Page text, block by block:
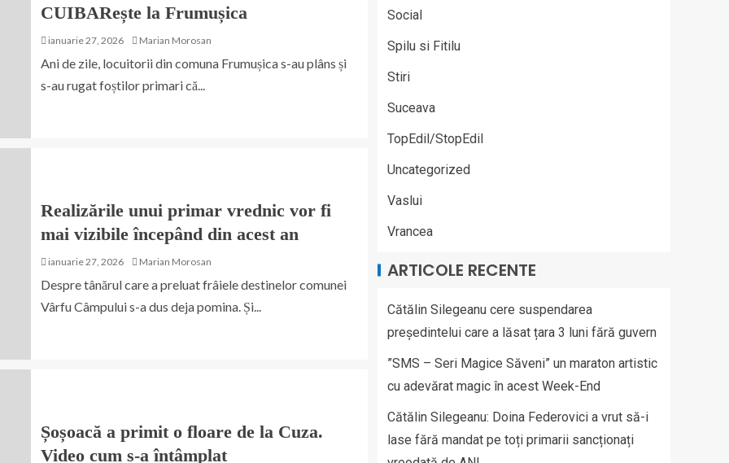
CUIBARește la Frumușica
ianuarie 27, 2026 Marian Morosan
Ani de zile, locuitorii din comuna Frumușica s-au plâns și
s-au rugat foștilor primari că...
Realizările unui primar vrednic vor fi
mai vizibile începând din acest an
ianuarie 27, 2026 Marian Morosan
Despre tânărul care a preluat frâiele destinelor comunei
Vârfu Câmpului s-a dus deja pomina. Și...
Șoșoacă a primit o floare de la Cuza.
Video cum s-a întâmplat
Social
Spilu si Fitilu
Stiri
Suceava
TopEdil/StopEdil
Uncategorized
Vaslui
Vrancea
ARTICOLE RECENTE
Cătălin Silegeanu cere suspendarea
președintelui care a lăsat țara 3 luni fără guvern
”SMS – Seri Magice Săveni” un maraton artistic
cu adevărat magic în acest Week-End
Cătălin Silegeanu: Doina Federovici a vrut să-i
lase fără mandat pe toți primarii sancționați